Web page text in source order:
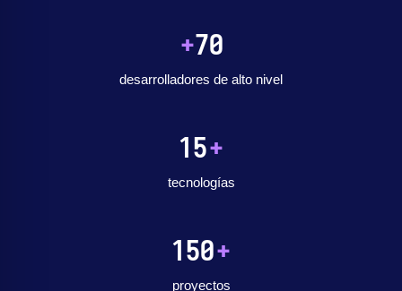
+70
desarrolladores de alto nivel
15+
tecnologías
150+
proyectos